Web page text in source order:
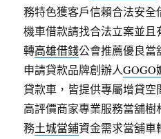
務特色獲客戶信賴合法安全
機車借款請找合法立案並且
轉高雄借錢公會推薦優良當
申請貸款品牌創辦人GOGO
貸款車，皆提供專屬增貸空
高評價商家專業服務當舖
務土城當鋪資金需求當舖車